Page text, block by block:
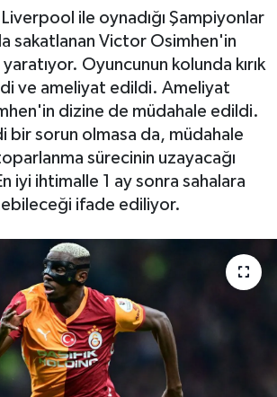
ile oynadığı Şampiyonlar
sakatlanan Victor Osimhen'in
Oyuncunun kolunda kırık
ve ameliyat edildi. Ameliyat
dizine de müdahale edildi.
bir sorun olmasa da, müdahale
sürecinin uzayacağı
iyi ihtimalle 1 ay sonra sahalara
ifade ediliyor.